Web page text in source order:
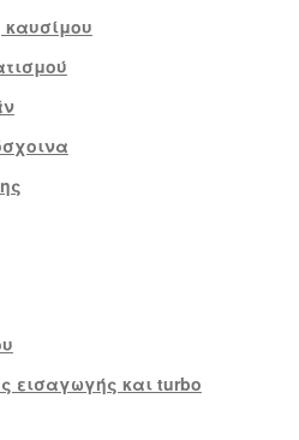
καυσίμου
εισαγωγής και turbo